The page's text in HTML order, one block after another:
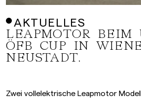
AKTUELLES
LEAPMOTOR BEIM
ÖFB CUP IN
NEUSTADT.
Zwei vollelektrische Leapmotor